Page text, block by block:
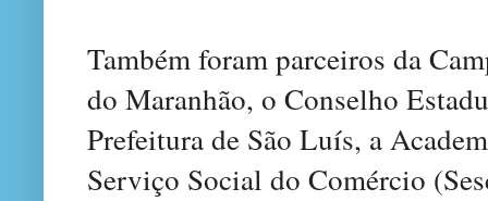
Também foram parceiros da
do Maranhão, o Conselho
Prefeitura de São Luís, a
Serviço Social do Comércio